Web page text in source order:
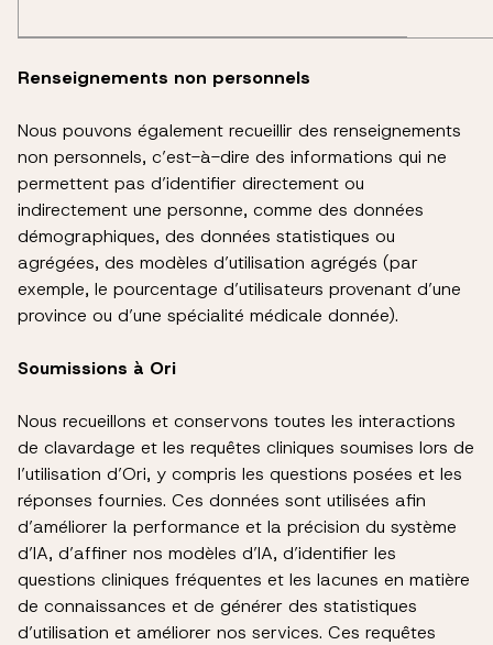
Renseignements non personnels
Nous pouvons également recueillir des renseignements
non personnels, c’est-à-dire des informations qui ne
permettent pas d’identifier directement ou
indirectement une personne, comme des données
démographiques, des données statistiques ou
agrégées, des modèles d’utilisation agrégés (par
exemple, le pourcentage d’utilisateurs provenant d’une
province ou d’une spécialité médicale donnée).
Soumissions à Ori
Nous recueillons et conservons toutes les interactions
de clavardage et les requêtes cliniques soumises lors de
l’utilisation d’Ori, y compris les questions posées et les
réponses fournies. Ces données sont utilisées afin
d’améliorer la performance et la précision du système
d’IA, d’affiner nos modèles d’IA, d’identifier les
questions cliniques fréquentes et les lacunes en matière
de connaissances et de générer des statistiques
d’utilisation et améliorer nos services. Ces requêtes